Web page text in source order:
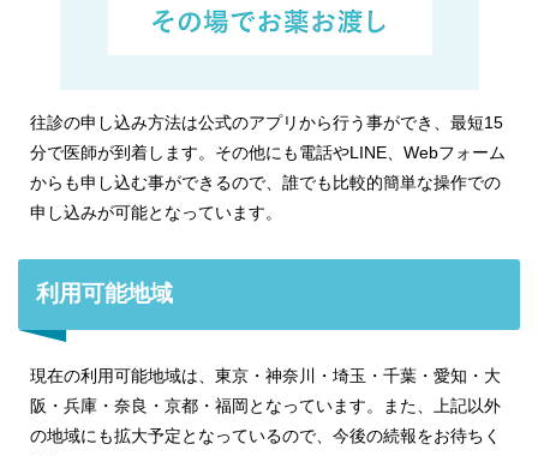
往診の申し込み方法は公式のアプリから行う事ができ、最短15
分で医師が到着します。その他にも電話やLINE、Webフォーム
からも申し込む事ができるので、誰でも比較的簡単な操作での
申し込みが可能となっています。
利用可能地域
現在の利用可能地域は、東京・神奈川・埼玉・千葉・愛知・大
阪・兵庫・奈良・京都・福岡となっています。また、上記以外
の地域にも拡大予定となっているので、今後の続報をお待ちく